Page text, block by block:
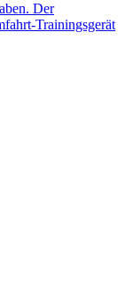
Der
Trainingsgerät